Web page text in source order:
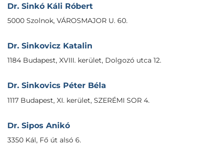
Dr. Sinkó Káli Róbert
5000 Szolnok, VÁROSMAJOR U. 60.
Dr. Sinkovicz Katalin
1184 Budapest, XVIII. kerület, Dolgozó utca 12.
Dr. Sinkovics Péter Béla
1117 Budapest, XI. kerület, SZERÉMI SOR 4.
Dr. Sipos Anikó
3350 Kál, Fő út alsó 6.